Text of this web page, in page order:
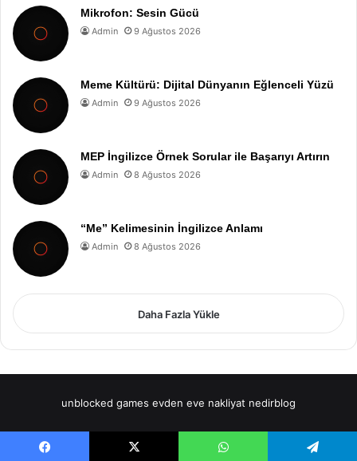
Mikrofon: Sesin Gücü
Admin 9 Ağustos 2026
Meme Kültürü: Dijital Dünyanın Eğlenceli Yüzü
Admin 9 Ağustos 2026
MEP İngilizce Örnek Sorular ile Başarıyı Artırın
Admin 8 Ağustos 2026
“Me” Kelimesinin İngilizce Anlamı
Admin 8 Ağustos 2026
Daha Fazla Yükle
unblocked games evden eve nakliyat nedirblog